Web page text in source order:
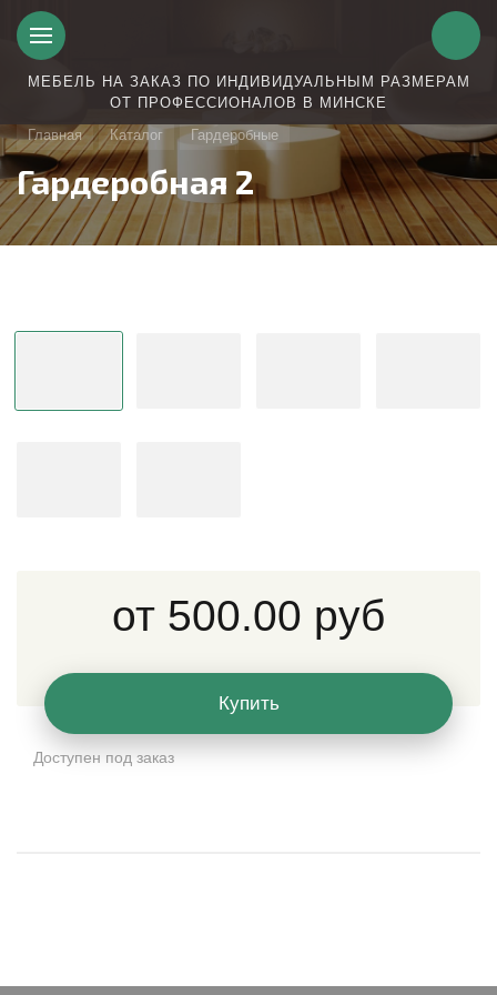
МЕБЕЛЬ НА ЗАКАЗ ПО ИНДИВИДУАЛЬНЫМ РАЗМЕРАМ
ОТ ПРОФЕССИОНАЛОВ В МИНСКЕ
Главная
Каталог Гардеробные
Гардеробная 2
Доступен под заказ
от 500.00 руб
Купить